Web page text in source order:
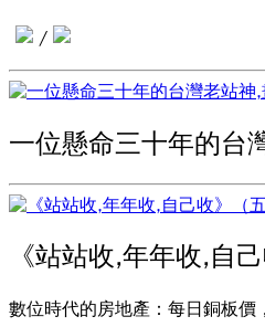
/
一位懸命三十年的台
《站站收,年年收,自己
數位時代的房地產：每日銅板價